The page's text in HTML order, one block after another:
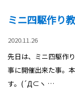
ミニ四駆作り
2020.11.26
先日は、ミニ四駆作
事に開催出来た事。
す。(´Д⊂ヽ …